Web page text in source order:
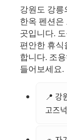
강원도 강릉
한옥 펜션은
곳입니다.
편안한 휴식
합니다. 조
들어보세요.
📍 강
고즈